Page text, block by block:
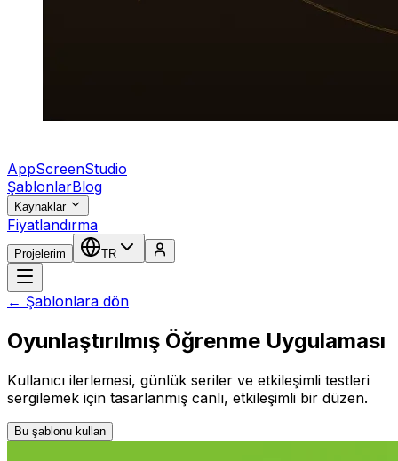
AppScreenStudio
ŞablonlarBlog
Kaynaklar
Fiyatlandırma
Projelerim TR
← Şablonlara dön
Oyunlaştırılmış Öğrenme Uygulaması
Kullanıcı ilerlemesi, günlük seriler ve etkileşimli testleri
sergilemek için tasarlanmış canlı, etkileşimli bir düzen.
Bu şablonu kullan